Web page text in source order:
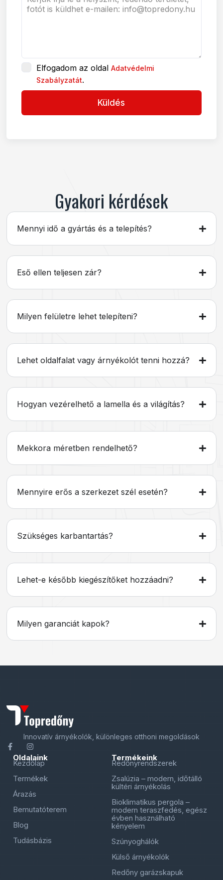
Elfogadom az oldalAdatvédelmi
Szabályzatát.
Küldés
Gyakori kérdések
Mennyi idő a gyártás és a telepítés?
Eső ellen teljesen zár?
Milyen felületre lehet telepíteni?
Lehet oldalfalat vagy árnyékolót tenni hozzá?
Hogyan vezérelhető a lamella és a világítás?
Mekkora méretben rendelhető?
Mennyire erős a szerkezet szél esetén?
Szükséges karbantartás?
Lehet-e később kiegészítőket hozzáadni?
Milyen garanciát kapok?
Innovatív árnyékolók, különleges otthoni megoldások
Oldalaink
Kezdőlap
Termékek
Árazás
Bemutatóterem
Blog
Tudásbázis
Termékeink
Redőnyrendszerek
Zsalúzia – modern, időtálló
kültéri árnyékolás
Bioklimatikus pergola –
modern teraszfedés, egész
évben használható
kényelem
Szúnyoghálók
Külső árnyékolók
Redőny garázskapuk